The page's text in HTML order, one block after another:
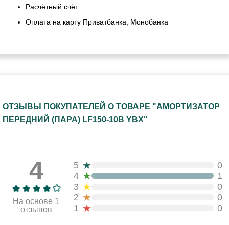
Расчётный счёт
Оплата на карту Приватбанка, Монобанка
ОТЗЫВЫ ПОКУПАТЕЛЕЙ О ТОВАРЕ "АМОРТИЗАТОР
ПЕРЕДНИЙ (ПАРА) LF150-10В YBX"
4
На основе 1
отзывов
5 ★
0
4 ★
1
3 ★
0
2 ★
0
1 ★ 0